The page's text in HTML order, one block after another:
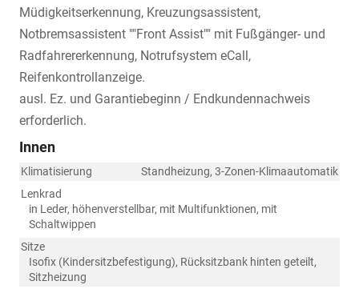
Müdigkeitserkennung, Kreuzungsassistent,
Notbremsassistent ""Front Assist"" mit Fußgänger- und
Radfahrererkennung, Notrufsystem eCall,
Reifenkontrollanzeige.
ausl. Ez. und Garantiebeginn / Endkundennachweis
erforderlich.
Innen
Klimatisierung
Standheizung, 3-Zonen-Klimaautomatik
Lenkrad
in Leder, höhenverstellbar, mit Multifunktionen, mit
Schaltwippen
Sitze
Isofix (Kindersitzbefestigung), Rücksitzbank hinten geteilt,
Sitzheizung